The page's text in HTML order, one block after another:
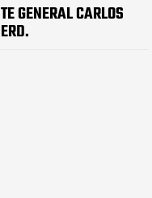
GENERAL CARLOS